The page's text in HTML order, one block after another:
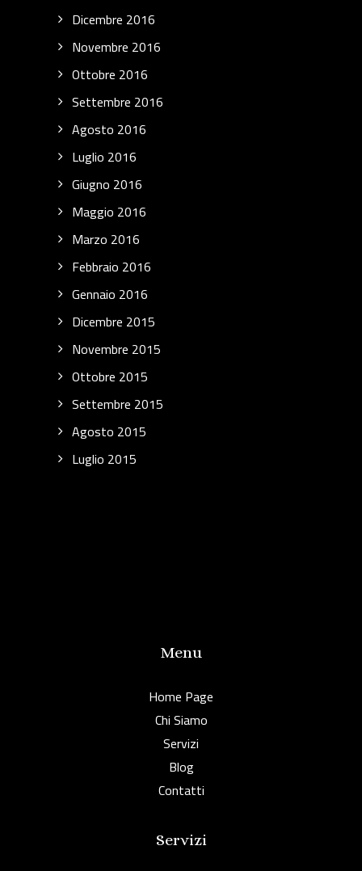
Dicembre 2016
Novembre 2016
Ottobre 2016
Settembre 2016
Agosto 2016
Luglio 2016
Giugno 2016
Maggio 2016
Marzo 2016
Febbraio 2016
Gennaio 2016
Dicembre 2015
Novembre 2015
Ottobre 2015
Settembre 2015
Agosto 2015
Luglio 2015
Menu
Home Page
Chi Siamo
Servizi
Blog
Contatti
Servizi